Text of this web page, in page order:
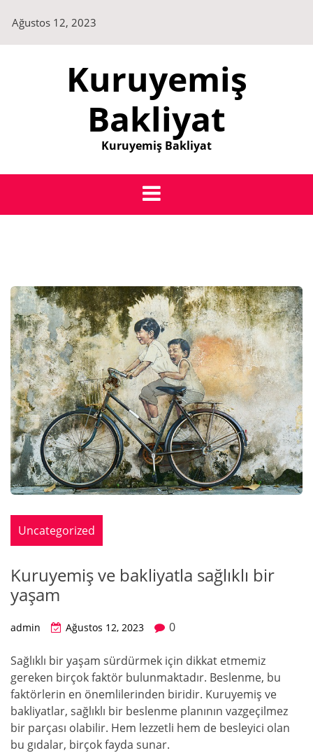
content
Ağustos 12, 2023
Kuruyemiş
Bakliyat
Kuruyemiş Bakliyat
Uncategorized
Kuruyemiş ve bakliyatla sağlıklı bir
yaşam
admin Ağustos 12, 2023 0
Sağlıklı bir yaşam sürdürmek için dikkat etmemiz
gereken birçok faktör bulunmaktadır. Beslenme, bu
faktörlerin en önemlilerinden biridir. Kuruyemiş ve
bakliyatlar, sağlıklı bir beslenme planının vazgeçilmez
bir parçası olabilir. Hem lezzetli hem de besleyici olan
bu gıdalar, birçok fayda sunar.